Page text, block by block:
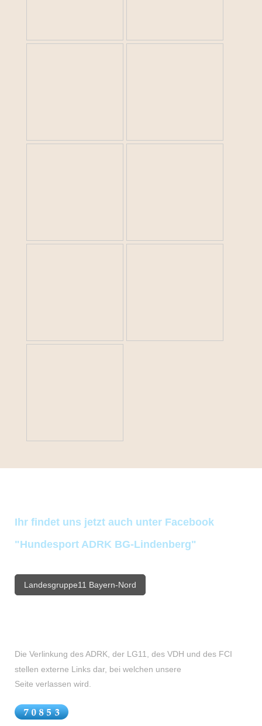
Ihr findet uns jetzt auch unter Facebook
"Hundesport ADRK BG-Lindenberg"
Landesgruppe11 Bayern-Nord
Die Verlinkung des ADRK, der LG11, des VDH und des FCI
stellen externe Links dar, bei welchen unsere
Seite verlassen wird.